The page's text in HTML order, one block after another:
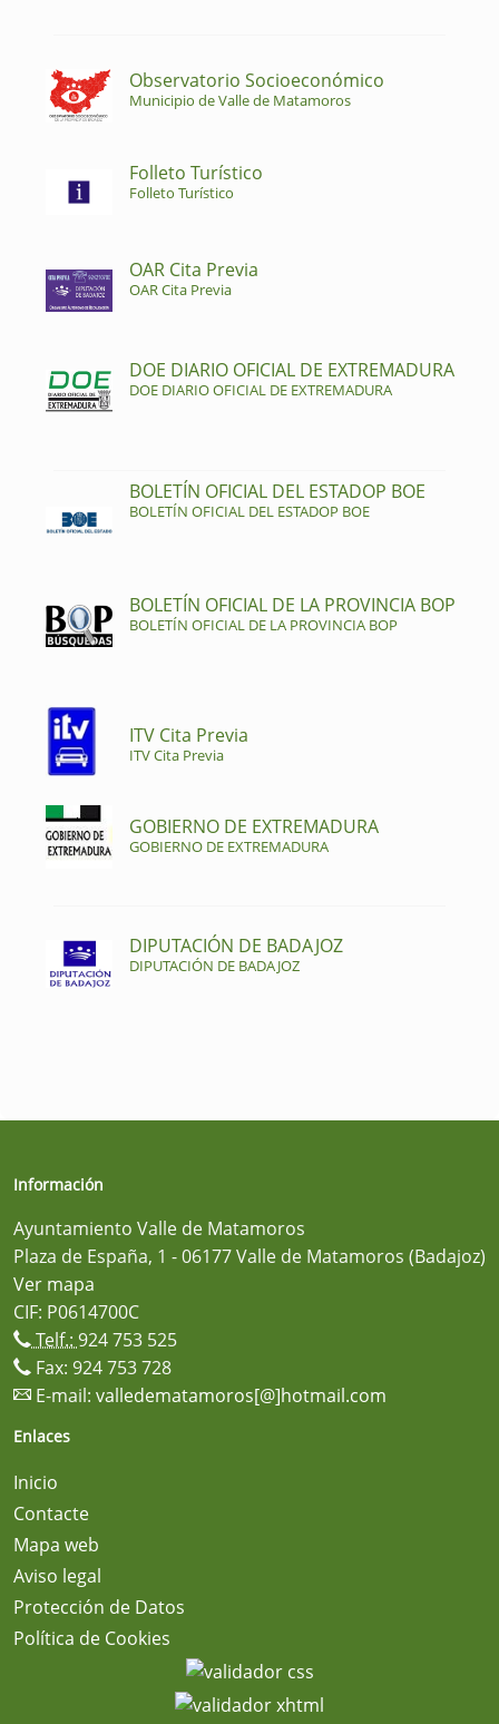
Observatorio Socioeconómico
Municipio de Valle de Matamoros
Folleto Turístico
Folleto Turístico
OAR Cita Previa
OAR Cita Previa
DOE DIARIO OFICIAL DE EXTREMADURA
DOE DIARIO OFICIAL DE EXTREMADURA
BOLETÍN OFICIAL DEL ESTADOP BOE
BOLETÍN OFICIAL DEL ESTADOP BOE
BOLETÍN OFICIAL DE LA PROVINCIA BOP
BOLETÍN OFICIAL DE LA PROVINCIA BOP
ITV Cita Previa
ITV Cita Previa
GOBIERNO DE EXTREMADURA
GOBIERNO DE EXTREMADURA
DIPUTACIÓN DE BADAJOZ
DIPUTACIÓN DE BADAJOZ
Información
Ayuntamiento Valle de Matamoros
Plaza de España, 1 - 06177 Valle de Matamoros (Badajoz)
Ver mapa
CIF: P0614700C
Telf.: 924 753 525
Fax: 924 753 728
E-mail: valledematamoros[@]hotmail.com
Enlaces
Inicio
Contacte
Mapa web
Aviso legal
Protección de Datos
Política de Cookies